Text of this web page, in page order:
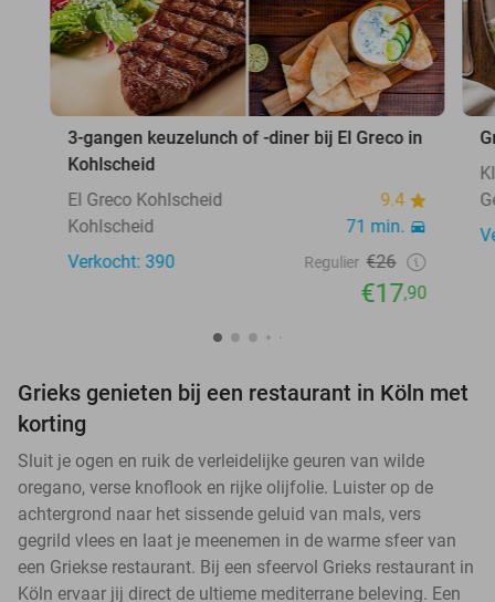
3-gangen keuzelunch of -diner bij El Greco in
Kohlscheid
El Greco Kohlscheid
9.4
Kohlscheid
71 min.
Verkocht: 390
Regulier €26
€17,90
Grieks genieten bij een restaurant in Köln met
korting
Sluit je ogen en ruik de verleidelijke geuren van wilde
oregano, verse knoflook en rijke olijfolie. Luister op de
achtergrond naar het sissende geluid van mals, vers
gegrild vlees en laat je meenemen in de warme sfeer van
een Griekse restaurant. Bij een sfeervol Grieks restaurant in
Köln ervaar jij direct de ultieme mediterrane beleving. Een